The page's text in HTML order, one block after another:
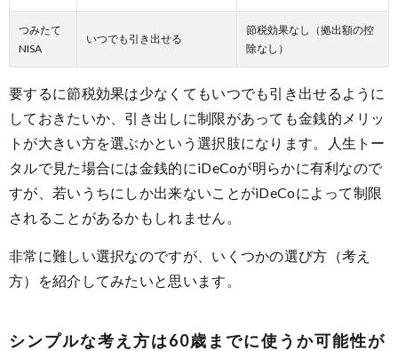
つみたて
NISA
いつでも引き出せる
節税効果なし（拠出額の控
除なし）
要するに節税効果は少なくてもいつでも引き出せるように
しておきたいか、引き出しに制限があっても金銭的メリッ
トが大きい方を選ぶかという選択肢になります。人生トー
タルで見た場合には金銭的にiDeCoが明らかに有利なので
すが、若いうちにしか出来ないことがiDeCoによって制限
されることがあるかもしれません。
非常に難しい選択なのですが、いくつかの選び方（考え
方）を紹介してみたいと思います。
シンプルな考え方は60歳までに使うか可能性が